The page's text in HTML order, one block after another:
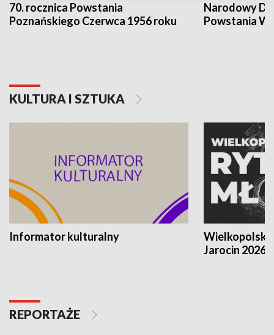
70. rocznica Powstania
Poznańskiego Czerwca 1956 roku
Narodowy
Powstania
KULTURA I SZTUKA
Informator kulturalny
Jarocin 2026
REPORTAŻE